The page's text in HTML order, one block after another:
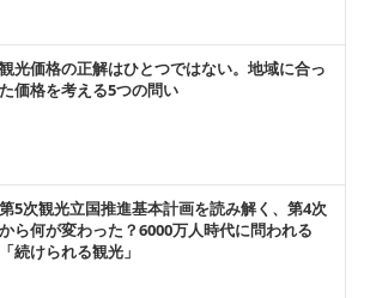
観光価格の正解はひとつではない。地域に合っ
た価格を考える5つの問い
第5次観光立国推進基本計画を読み解く、第4次
から何が変わった？6000万人時代に問われる
「続けられる観光」